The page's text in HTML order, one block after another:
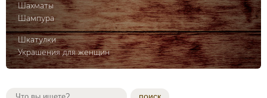
Шахматы
Шампура
Шкатулки
Украшения для женщин
поиск